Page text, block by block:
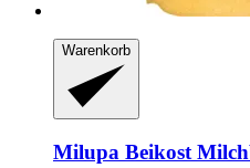
Warenkorb
Milupa Beikost